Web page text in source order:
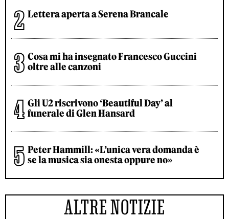
Lettera aperta a Serena Brancale
Cosa mi ha insegnato Francesco Guccini
oltre alle canzoni
Gli U2 riscrivono ‘Beautiful Day’ al
funerale di Glen Hansard
Peter Hammill: «L’unica vera domanda è
se la musica sia onesta oppure no»
ALTRE NOTIZIE